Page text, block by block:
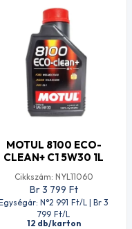
MOTUL 8100 ECO-
CLEAN+ C1 5W30 1L
Cikkszám: NYL11060
Br 3 799 Ft
N°2 991 Ft/L | Br 3
799 Ft/L
12 db/karton